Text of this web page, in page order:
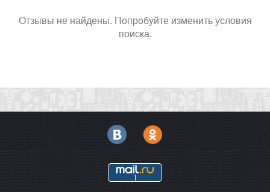
Отзывы не найдены. Попробуйте изменить условия
поиска.